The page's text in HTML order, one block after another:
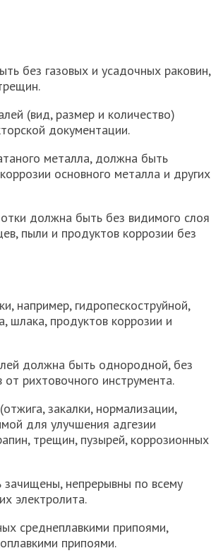
без газовых и усадочных раковин,
(вид, размер и количество)
документации.
металла, должна быть
основного металла и других
должна быть без видимого слоя
пыли и продуктов коррозии без
например, гидропескоструйной,
шлака, продуктов коррозии и
должна быть однородной, без
рихтовочного инструмента.
закалки, нормализации,
для улучшения адгезии
трещин, пузырей, коррозионных
непрерывны по всему
электролита.
среднеплавкими припоями,
припоями.